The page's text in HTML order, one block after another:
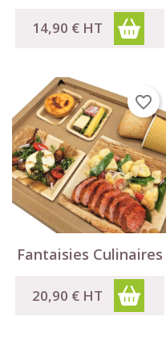
14,90 € HT
Fantaisies Culinaires
20,90 € HT
favorite_border